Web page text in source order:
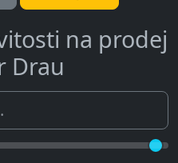
na prodej
Drau